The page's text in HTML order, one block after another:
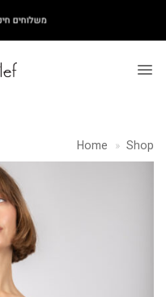
content
משלוחים
Home » Shop